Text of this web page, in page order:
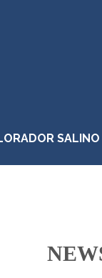
SALINO